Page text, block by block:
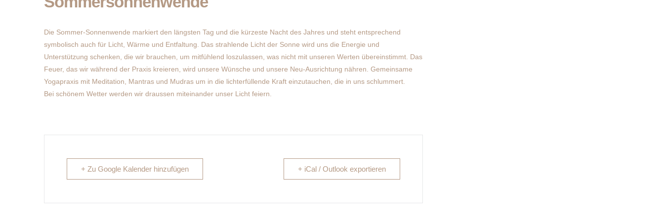
Die Sommer-Sonnenwende markiert den längsten Tag und die kürzeste Nacht des Jahres und steht entsprechend
symbolisch auch für Licht, Wärme und Entfaltung. Das strahlende Licht der Sonne wird uns die Energie und
Unterstützung schenken, die wir brauchen, um mitfühlend loszulassen, was nicht mit unseren Werten übereinstimmt. Das
Feuer, das wir während der Praxis kreieren, wird unsere Wünsche und unsere Neu-Ausrichtung nähren. Gemeinsame
Yogapraxis mit Meditation, Mantras und Mudras um in die lichterfüllende Kraft einzutauchen, die in uns schlummert.
Bei schönem Wetter werden wir draussen miteinander unser Licht feiern.
+ Zu Google Kalender hinzufügen + iCal / Outlook exportieren